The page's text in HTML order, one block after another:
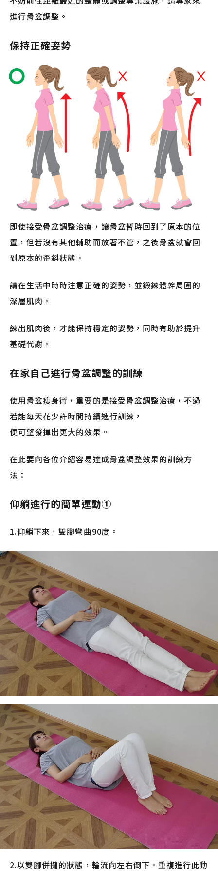
進行骨盆調整。
保持正確姿勢
即使接受骨盆調整治療，讓骨盆暫時回到了原本的位
置，但若沒有其他輔助而放著不管，之後骨盆就會回
到原本的歪斜狀態。
請在生活中時時注意正確的姿勢，並鍛鍊體幹周圍的
深層肌肉。
練出肌肉後，才能保持穩定的姿勢，同時有助於提升
基礎代謝。
在家自己進行骨盆調整的訓練
使用骨盆瘦身術，重要的是接受骨盆調整治療，不過
若能每天花少許時間持續進行訓練，
便可望發揮出更大的效果。
在此要向各位介紹容易達成骨盆調整效果的訓練方
法：
仰躺進行的簡單運動①
1.仰躺下來，雙腳彎曲90度。
2.以雙腳併攏的狀態，輪流向左右倒下。重複進行此動